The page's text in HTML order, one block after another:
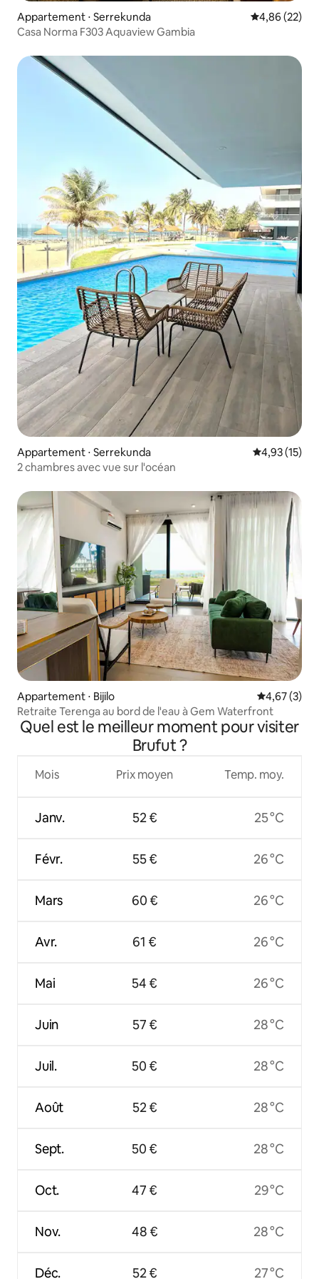
Appartement ⋅ Serrekunda Évaluation
4,86 (22)
Casa Norma F303 Aquaview Gambia
Appartement ⋅ Serrekunda Évaluation
4,93 (15)
2 chambres avec vue sur l'océan
Appartement ⋅ Bijilo Évaluation
4,67 (3)
Retraite Terenga au bord de l'eau à Gem Waterfront
Quel est le meilleur moment pour visiter
Brufut ?
Mois
Janv.
Févr.
Mars
Avr.
Mai
Juin
Juil.
Août
Sept.
Oct.
Nov.
Déc.
Prix moyen
52 €
55 €
60 €
61 €
54 €
57 €
50 €
52 €
50 €
47 €
48 €
52 €
Temp. moy.
25 °C
26 °C
26 °C
26 °C
26 °C
28 °C
28 °C
28 °C
28 °C
29 °C
28 °C
27 °C